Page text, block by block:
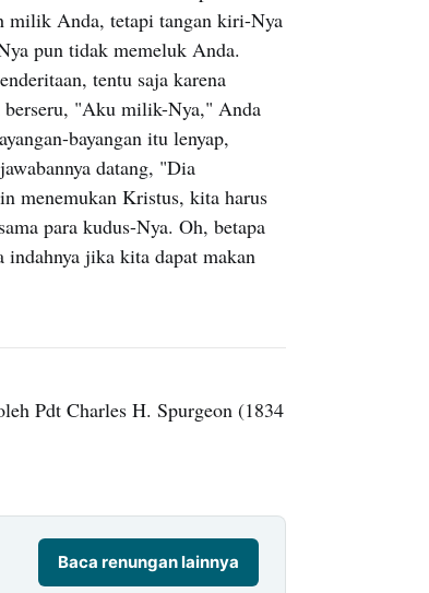
milik Anda, tetapi tangan kiri-Nya
pun tidak memeluk Anda.
tentu saja karena
berseru, "Aku milik-Nya," Anda
bayangan itu lenyap,
datang, "Dia
menemukan Kristus, kita harus
para kudus-Nya. Oh, betapa
jika kita dapat makan
Pdt Charles H. Spurgeon (1834
Baca renungan lainnya